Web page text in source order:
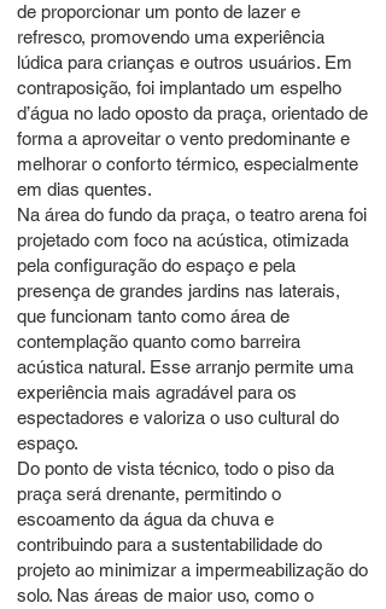
de proporcionar um ponto de lazer e
refresco, promovendo uma experiência
lúdica para crianças e outros usuários. Em
contraposição, foi implantado um espelho
d’água no lado oposto da praça, orientado de
forma a aproveitar o vento predominante e
melhorar o conforto térmico, especialmente
em dias quentes.
Na área do fundo da praça, o teatro arena foi
projetado com foco na acústica, otimizada
pela configuração do espaço e pela
presença de grandes jardins nas laterais,
que funcionam tanto como área de
contemplação quanto como barreira
acústica natural. Esse arranjo permite uma
experiência mais agradável para os
espectadores e valoriza o uso cultural do
espaço.
Do ponto de vista técnico, todo o piso da
praça será drenante, permitindo o
escoamento da água da chuva e
contribuindo para a sustentabilidade do
projeto ao minimizar a impermeabilização do
solo. Nas áreas de maior uso, como o